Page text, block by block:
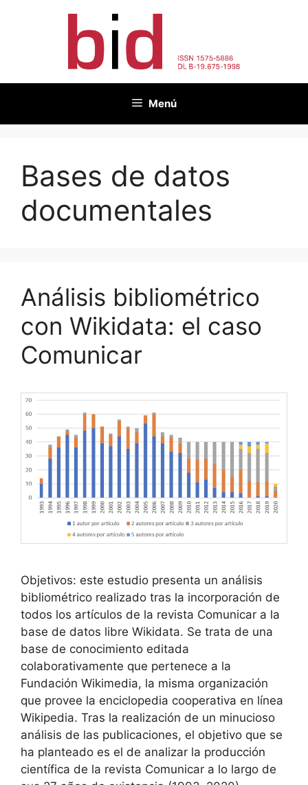
Menú
Bases de datos
documentales
Análisis bibliométrico
con Wikidata: el caso
Comunicar
Objetivos: este estudio presenta un análisis
bibliométrico realizado tras la incorporación de
todos los artículos de la revista Comunicar a la
base de datos libre Wikidata. Se trata de una
base de conocimiento editada
colaborativamente que pertenece a la
Fundación Wikimedia, la misma organización
que provee la enciclopedia cooperativa en línea
Wikipedia. Tras la realización de un minucioso
análisis de las publicaciones, el objetivo que se
ha planteado es el de analizar la producción
científica de la revista Comunicar a lo largo de